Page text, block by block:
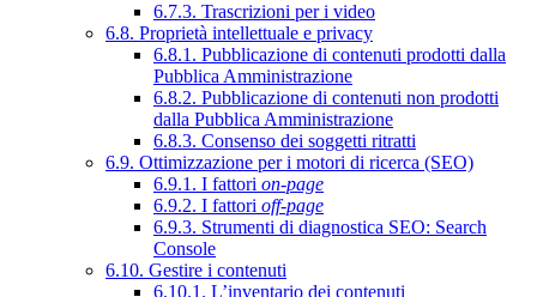
6.7.3. Trascrizioni per i video
6.8. Proprietà intellettuale e privacy
6.8.1. Pubblicazione di contenuti prodotti dalla
Pubblica Amministrazione
6.8.2. Pubblicazione di contenuti non prodotti
dalla Pubblica Amministrazione
6.8.3. Consenso dei soggetti ritratti
6.9. Ottimizzazione per i motori di ricerca (SEO)
6.9.1. I fattori on-page
6.9.2. I fattori off-page
6.9.3. Strumenti di diagnostica SEO: Search
Console
6.10. Gestire i contenuti
6.10.1. L’inventario dei contenuti